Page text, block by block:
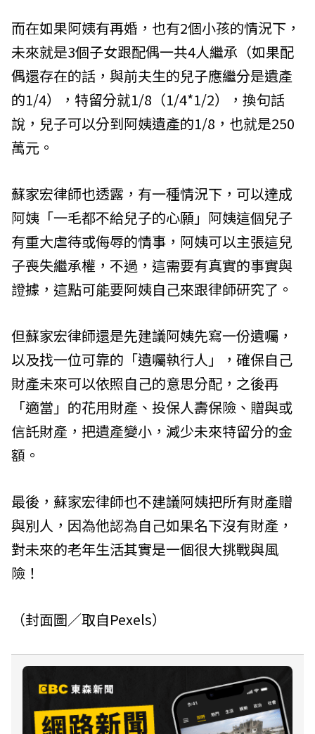
而在如果阿姨有再婚，也有2個小孩的情況下，
未來就是3個子女跟配偶一共4人繼承（如果配
偶還存在的話，與前夫生的兒子應繼分是遺產
的1/4），特留分就1/8（1/4*1/2），換句話
說，兒子可以分到阿姨遺產的1/8，也就是250
萬元。
蘇家宏律師也透露，有一種情況下，可以達成
阿姨「一毛都不給兒子的心願」阿姨這個兒子
有重大虐待或侮辱的情事，阿姨可以主張這兒
子喪失繼承權，不過，這需要有真實的事實與
證據，這點可能要阿姨自己來跟律師研究了。
但蘇家宏律師還是先建議阿姨先寫一份遺囑，
以及找一位可靠的「遺囑執行人」，確保自己
財產未來可以依照自己的意思分配，之後再
「適當」的花用財產、投保人壽保險、贈與或
信託財產，把遺產變小，減少未來特留分的金
額。
最後，蘇家宏律師也不建議阿姨把所有財產贈
與別人，因為他認為自己如果名下沒有財產，
對未來的老年生活其實是一個很大挑戰與風
險！
（封面圖／取自Pexels）